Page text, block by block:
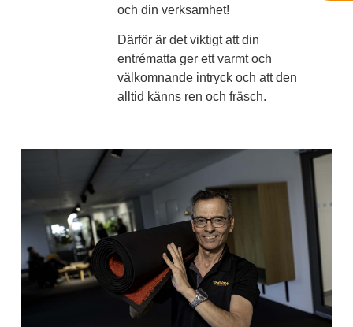
och din verksamhet!
Därför är det viktigt att din
entrématta ger ett varmt och
välkomnande intryck och att den
alltid känns ren och fräsch.